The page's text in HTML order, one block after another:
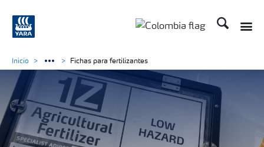
Buscar
Inicio Fichas para fertilizantes